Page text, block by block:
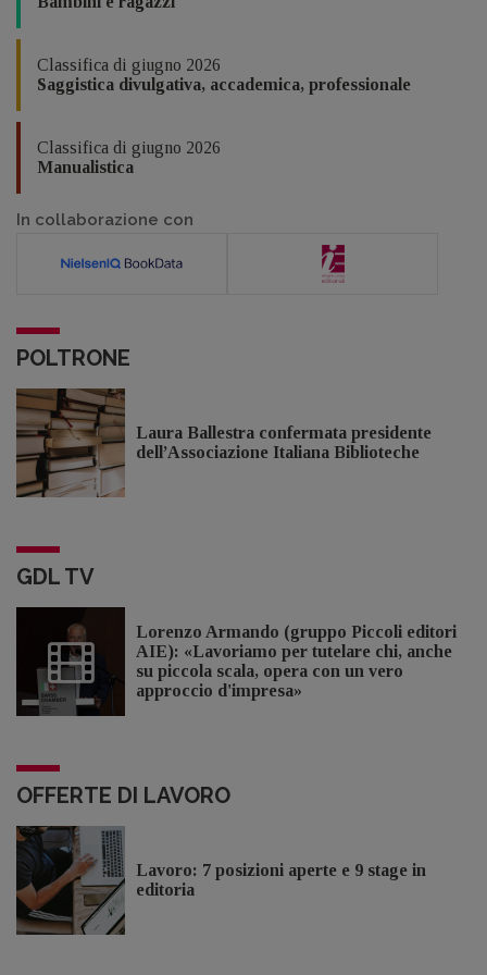
Classifica di giugno 2026
Saggistica divulgativa, accademica, professionale
Classifica di giugno 2026
Manualistica
In collaborazione con
POLTRONE
Laura Ballestra confermata presidente
dell’Associazione Italiana Biblioteche
GDL TV
Lorenzo Armando (gruppo Piccoli editori
AIE): «Lavoriamo per tutelare chi, anche
su piccola scala, opera con un vero
approccio d'impresa»
OFFERTE DI LAVORO
Lavoro: 7 posizioni aperte e 9 stage in
editoria